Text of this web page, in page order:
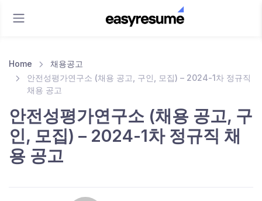
Home
채용공고
안전성평가연구소 (채용 공고, 구인, 모집) – 2024-1차 정규직
채용 공고
안전성평가연구소 (채용 공고, 구
인, 모집) – 2024-1차 정규직 채
용 공고